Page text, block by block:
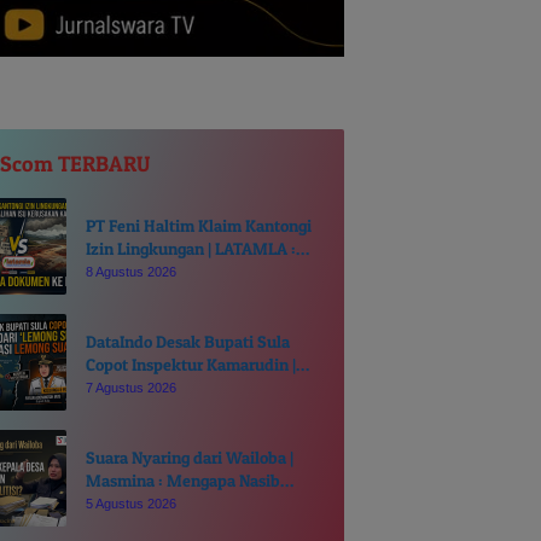
TERBARU
PT Feni Haltim Klaim Kantongi
Izin Lingkungan | LATAMLA :
Narasi Pengalihan Isu Kerusakan
8 Agustus 2026
DataIndo Desak Bupati Sula
Copot Inspektur Kamarudin |
Hindari ‘Lemong Suanggi Awasi
7 Agustus 2026
Suara Nyaring dari Wailoba |
Masmina : Mengapa Nasib
Kades Desa Ditentukan di Meja
5 Agustus 2026